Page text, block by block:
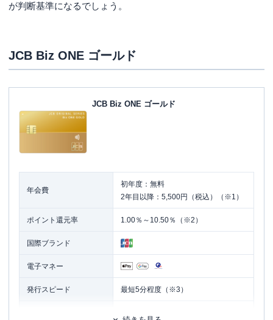
が判断基準になるでしょう。
JCB Biz ONE ゴールド
JCB Biz ONE ゴールド
年会費
初年度：無料
2年目以降：5,500円（税込）（※1）
ポイント還元率 1.00％～10.50％（※2）
国際ブランド
電子マネー
発行スピード 最短5分程度（※3）